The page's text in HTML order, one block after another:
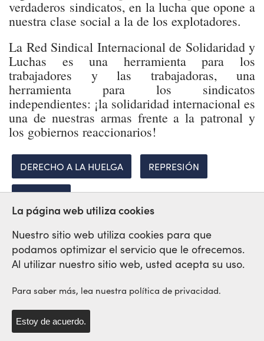
verdaderos sindicatos, en la lucha que opone a
nuestra clase social a la de los explotadores.
La Red Sindical Internacional de Solidaridad y
Luchas es una herramienta para los
trabajadores y las trabajadoras, una
herramienta para los sindicatos
independientes: ¡la solidaridad internacional es
una de nuestras armas frente a la patronal y
los gobiernos reaccionarios!
DERECHO A LA HUELGA REPRESIÓN
LIBERTAD
Red Sindical Internacional
La página web utiliza cookies
Nuestro sitio web utiliza cookies para que
podamos optimizar el servicio que le ofrecemos.
Al utilizar nuestro sitio web, usted acepta su uso.
Para saber más, lea nuestra política de privacidad.
Estoy de acuerdo.